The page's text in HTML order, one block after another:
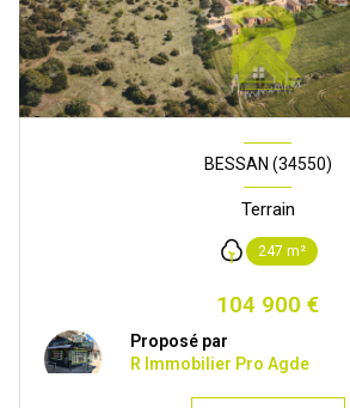
BESSAN (34550)
Terrain
247 m²
104 900 €
Proposé par
R Immobilier Pro Agde